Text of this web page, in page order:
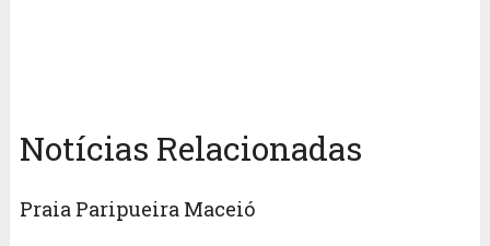
Notícias Relacionadas
Praia Paripueira Maceió